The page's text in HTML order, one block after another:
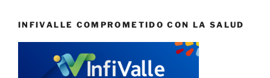
INFIVALLE COMPROMETIDO CON LA SALUD